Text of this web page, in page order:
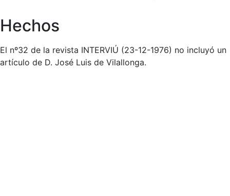
Hechos
El nº32 de la revista INTERVIÚ (23-12-1976) no incluyó un
artículo de D. José Luis de Vilallonga.